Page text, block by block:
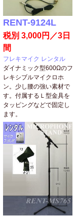
RENT-9124L
税別 3,000円／3日
間
フレキマイク レンタル
ダイナミック型600Ωのフ
レキシブルマイクロホ
ン。少し腰の強い素材で
す。付属するＬ型金具を
タッピングなどで固定し
ます。